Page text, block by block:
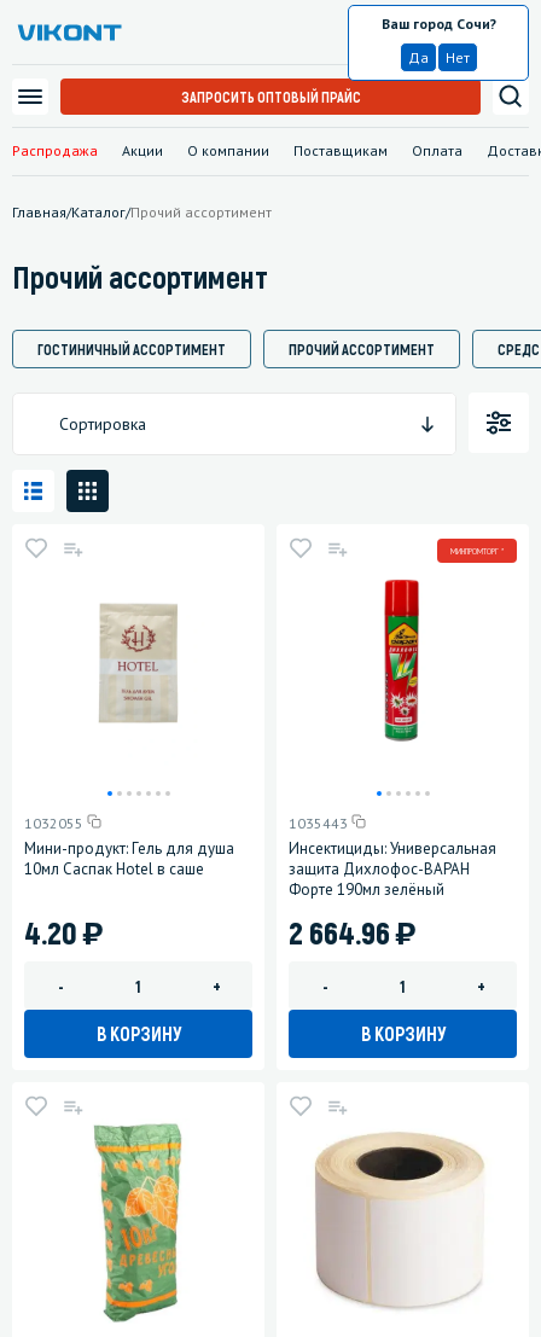
Распродажа Акции О компании Поставщикам Оплата
Ваш город Сочи?
Да
Нет
ЗАПРОСИТЬ ОПТОВЫЙ ПРАЙС
Главная/Каталог/Прочий ассортимент
Прочий ассортимент
ГОСТИНИЧНЫЙ АССОРТИМЕНТ ПРОЧИЙ АССОРТИМЕНТ
Сортировка
1032055
Мини-продукт: Гель для душа
10мл Саспак Hotel в саше
4.20)
- +
В КОРЗИНУ
МИНПРОМТОРГ *
1035443
Инсектициды: Универсальная
защита Дихлофос-ВАРАН
Форте 190мл зелёный
2 664.96)
- +
В КОРЗИНУ